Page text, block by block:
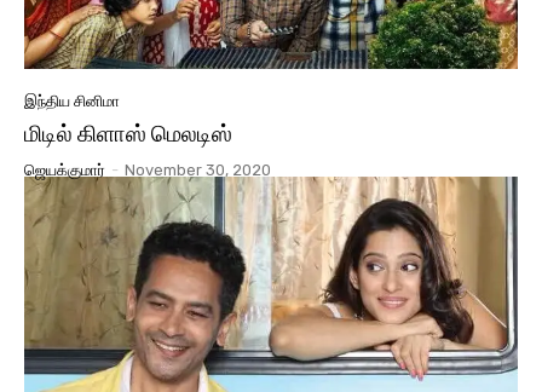
இந்திய சினிமா
மிடில் கிளாஸ் மெலடிஸ்
ஜெயக்குமார் - November 30, 2020